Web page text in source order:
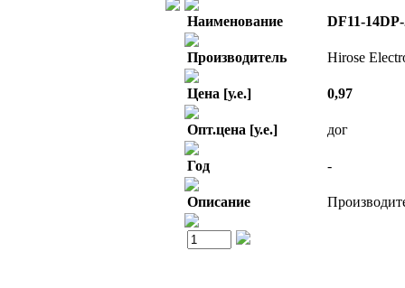
Наименование DF11-
Производитель Hirose
Цена [у.е.] 0,97
Опт.цена [у.е.] дог
Год -
Описание